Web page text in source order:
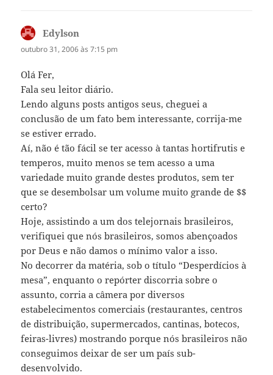
Edylson
outubro 31, 2006 às 7:15 pm
Olá Fer,
Fala seu leitor diário.
Lendo alguns posts antigos seus, cheguei a
conclusão de um fato bem interessante, corrija-me
se estiver errado.
Aí, não é tão fácil se ter acesso à tantas hortifrutis e
temperos, muito menos se tem acesso a uma
variedade muito grande destes produtos, sem ter
que se desembolsar um volume muito grande de $$
certo?
Hoje, assistindo a um dos telejornais brasileiros,
verifiquei que nós brasileiros, somos abençoados
por Deus e não damos o mínimo valor a isso.
No decorrer da matéria, sob o título “Desperdícios à
mesa”, enquanto o repórter discorria sobre o
assunto, corria a câmera por diversos
estabelecimentos comerciais (restaurantes, centros
de distribuição, supermercados, cantinas, botecos,
feiras-livres) mostrando porque nós brasileiros não
conseguimos deixar de ser um país sub-
desenvolvido.